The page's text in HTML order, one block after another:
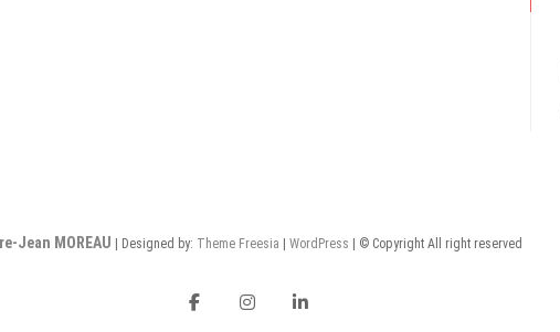
Jean MOREAU | Designed by: Theme Freesia WordPress | © Copyright All right reserved
facebookinstagram
Linkedin